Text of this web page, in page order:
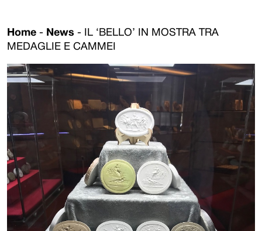
Home - News -
IL ‘BELLO’ IN MOSTRA TRA
MEDAGLIE E CAMMEI